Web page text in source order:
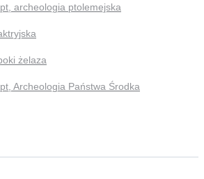
archeologia ptolemejska
żelaza
Archeologia Państwa Środka